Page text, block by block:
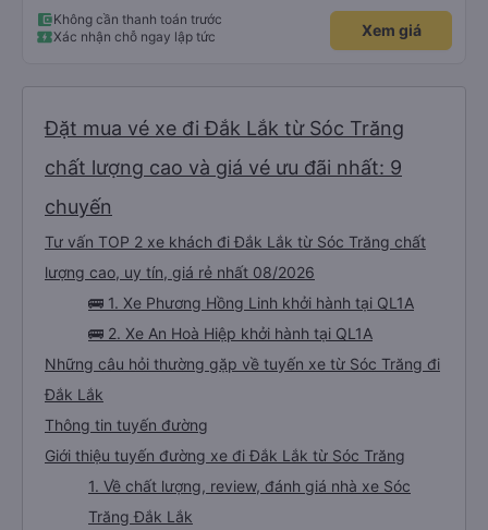
Không cần thanh toán trước
Xác nhận chỗ ngay lập tức
Xem giá
Đặt mua vé xe đi Đắk Lắk từ Sóc Trăng
chất lượng cao và giá vé ưu đãi nhất: 9
chuyến
Tư vấn TOP 2 xe khách đi Đắk Lắk từ Sóc Trăng chất
lượng cao, uy tín, giá rẻ nhất 08/2026
🚌 1. Xe Phương Hồng Linh khởi hành tại QL1A
🚌 2. Xe An Hoà Hiệp khởi hành tại QL1A
Những câu hỏi thường gặp về tuyến xe từ Sóc Trăng đi
Đắk Lắk
Thông tin tuyến đường
Giới thiệu tuyến đường xe đi Đắk Lắk từ Sóc Trăng
1. Về chất lượng, review, đánh giá nhà xe Sóc
Trăng Đắk Lắk